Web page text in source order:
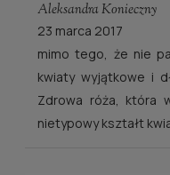
Aleksandra Konieczny
23 marca 2017
mimo tego, że nie
kwiaty wyjątkowe i
Zdrowa róża, która
nietypowy kształt